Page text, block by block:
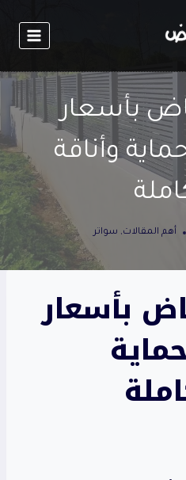
بأسعار
وأناقة
أهم المقالات, سواتر
بأسعار